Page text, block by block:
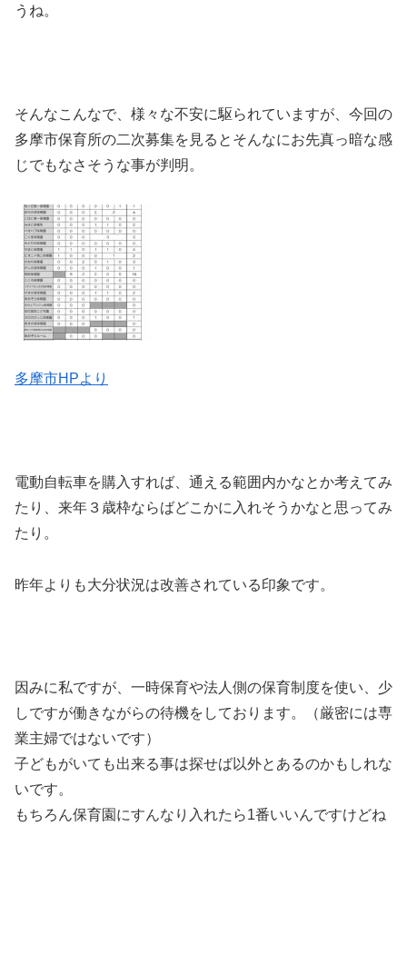
うね。
そんなこんなで、様々な不安に駆られていますが、今回の
多摩市保育所の二次募集を見るとそんなにお先真っ暗な感
じでもなさそうな事が判明。
多摩市HPより
電動自転車を購入すれば、通える範囲内かなとか考えてみ
たり、来年３歳枠ならばどこかに入れそうかなと思ってみ
たり。
昨年よりも大分状況は改善されている印象です。
因みに私ですが、一時保育や法人側の保育制度を使い、少
しですが働きながらの待機をしております。（厳密には専
業主婦ではないです）
子どもがいても出来る事は探せば以外とあるのかもしれな
いです。
もちろん保育園にすんなり入れたら1番いいんですけどね